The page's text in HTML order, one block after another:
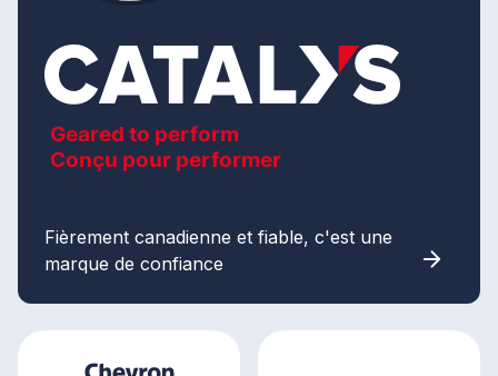
Geared to perform
Conçu pour performer
Fièrement canadienne et fiable, c'est une
marque de confiance